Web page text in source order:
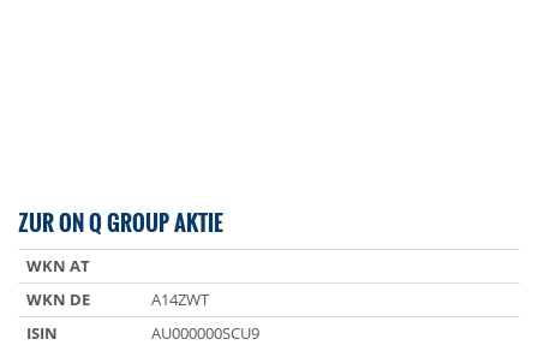
ZUR ON Q GROUP AKTIE
WKN AT
WKN DE
A14ZWT
ISIN
AU000000SCU9